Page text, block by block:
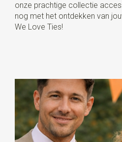
onze prachtige collectie
nog met het ontdekken van
We Love Ties!